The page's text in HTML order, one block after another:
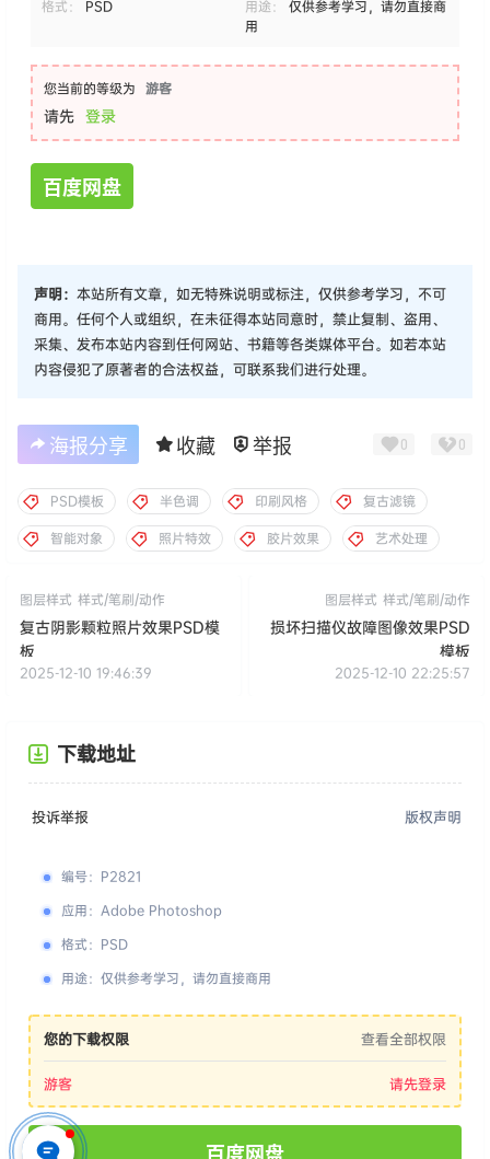
格式：
PSD 用途：
仅供参考学习，请勿直接商
用
您当前的等级为 游客
请先 登录
百度网盘
声明： 本站所有文章，如无特殊说明或标注，仅供参考学习，不可
商用。任何个人或组织，在未征得本站同意时，禁止复制、盗用、
采集、发布本站内容到任何网站、书籍等各类媒体平台。如若本站
内容侵犯了原著者的合法权益，可联系我们进行处理。
海报分享 收藏 举报 0 0
PSD模板 半色调 印刷风格
复古滤镜
智能对象
照片特效 胶片效果 艺术处理
图层样式 样式/笔刷/动作
复古阴影颗粒照片效果PSD模
板
2025-12-10 19:46:39
图层样式 样式/笔刷/动作
损坏扫描仪故障图像效果PSD
模板
2025-12-10 22:25:57
下载地址
投诉举报 版权声明
编号： P2821
应用： Adobe Photoshop
格式： PSD
用途： 仅供参考学习，请勿直接商用
您的下载权限 查看全部权限
游客 请先登录
百度网盘